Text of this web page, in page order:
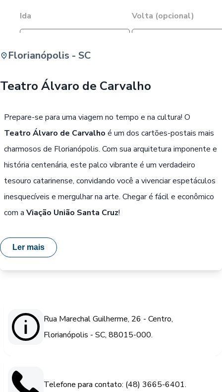
Ida Volta (opcional)
Florianópolis - SC
Teatro Álvaro de Carvalho
Prepare-se para uma viagem no tempo e na cultura! O
Teatro Álvaro de Carvalho é um dos cartões-postais mais
charmosos de Florianópolis. Com sua arquitetura imponente e
história centenária, este palco vibrante é um verdadeiro
tesouro catarinense, convidando você a vivenciar espetáculos
inesquecíveis e mergulhar na arte. Chegar é fácil e econômico
com a Viação União Santa Cruz!
Ler mais
Rua Marechal Guilherme, 26 - Centro,
Florianópolis - SC, 88015-000.
Telefone para contato: (48) 3665-6401.